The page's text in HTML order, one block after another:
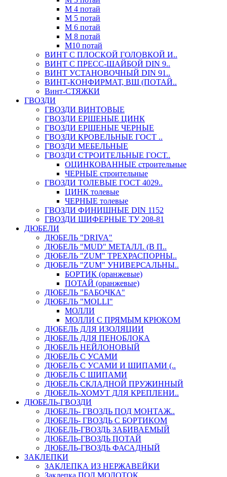
М 4 потай
М 5 потай
М 6 потай
М 8 потай
М10 потай
ВИНТ С ПЛОСКОЙ ГОЛОВКОЙ И..
ВИНТ С ПРЕСС-ШАЙБОЙ DIN 9..
ВИНТ УСТАНОВОЧНЫЙ DIN 91..
ВИНТ-КОНФИРМАТ, ВШ (ПОТАЙ..
Винт-СТЯЖКИ
ГВОЗДИ
ГВОЗДИ ВИНТОВЫЕ
ГВОЗДИ ЕРШЕНЫЕ ЦИНК
ГВОЗДИ ЕРШЕНЫЕ ЧЕРНЫЕ
ГВОЗДИ КРОВЕЛЬНЫЕ ГОСТ ..
ГВОЗДИ МЕБЕЛЬНЫЕ
ГВОЗДИ СТРОИТЕЛЬНЫЕ ГОСТ..
ОЦИНКОВАННЫЕ строительные
ЧЕРНЫЕ строительные
ГВОЗДИ ТОЛЕВЫЕ ГОСТ 4029..
ЦИНК толевые
ЧЕРНЫЕ толевые
ГВОЗДИ ФИНИШНЫЕ DIN 1152
ГВОЗДИ ШИФЕРНЫЕ ТУ 208-81
ДЮБЕЛИ
ДЮБЕЛЬ "DRIVA"
ДЮБЕЛЬ "MUD" МЕТАЛЛ. (В П..
ДЮБЕЛЬ "ZUM" ТРЕХРАСПОРНЫ..
ДЮБЕЛЬ "ZUM" УНИВЕРСАЛЬНЫ..
БОРТИК (оранжевые)
ПОТАЙ (оранжевые)
ДЮБЕЛЬ "БАБОЧКА"
ДЮБЕЛЬ "МOLLI"
МОЛЛИ
МОЛЛИ С ПРЯМЫМ КРЮКОМ
ДЮБЕЛЬ ДЛЯ ИЗОЛЯЦИИ
ДЮБЕЛЬ ДЛЯ ПЕНОБЛОКА
ДЮБЕЛЬ НЕЙЛОНОВЫЙ
ДЮБЕЛЬ С УСАМИ
ДЮБЕЛЬ С УСАМИ И ШИПАМИ (..
ДЮБЕЛЬ С ШИПАМИ
ДЮБЕЛЬ СКЛАДНОЙ ПРУЖИННЫЙ
ДЮБЕЛЬ-ХОМУТ ДЛЯ КРЕПЛЕНИ..
ДЮБЕЛЬ-ГВОЗДИ
ДЮБЕЛЬ- ГВОЗДЬ ПОД МОНТАЖ..
ДЮБЕЛЬ- ГВОЗДЬ С БОРТИКОМ
ДЮБЕЛЬ-ГВОЗДЬ ЗАБИВАЕМЫЙ
ДЮБЕЛЬ-ГВОЗДЬ ПОТАЙ
ДЮБЕЛЬ-ГВОЗДЬ ФАСАДНЫЙ
ЗАКЛЕПКИ
ЗАКЛЕПКА ИЗ НЕРЖАВЕЙКИ
Заклепка ПОД МОЛОТОК